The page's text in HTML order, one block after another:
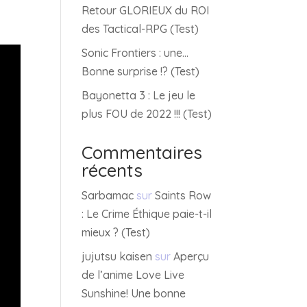
Retour GLORIEUX du ROI
des Tactical-RPG (Test)
Sonic Frontiers : une…
Bonne surprise !? (Test)
Bayonetta 3 : Le jeu le
plus FOU de 2022 !!! (Test)
Commentaires
récents
Sarbamac surSaints Row
: Le Crime Éthique paie-t-il
mieux ? (Test)
jujutsu kaisen surAperçu
de l’anime Love Live
Sunshine! Une bonne